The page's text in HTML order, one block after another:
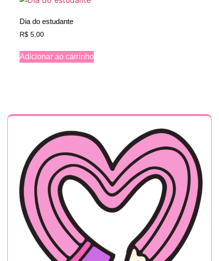
Dia do estudante
R$ 5,00
Adicionar ao carrinho